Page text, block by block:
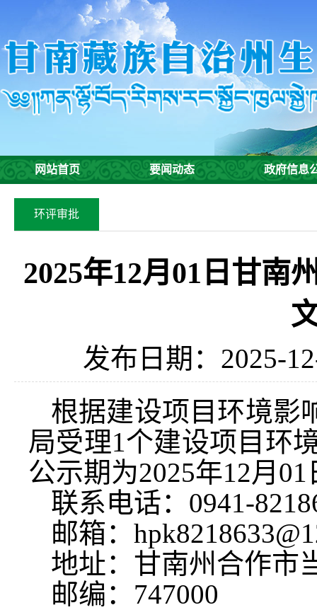
网站首页 要闻动态 政府信息
环评审批
2025年12月01日甘南
发布日期：2025-
根据建设项目环境影
局受理1个建设项目环
公示期为2025年12月
联系电话：0941-
邮箱：
地址：甘南州合作市
邮编：747000